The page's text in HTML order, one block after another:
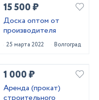
15 500 ₽
Доска оптом от
производителя
25 марта 2022 Волгоград
1 000 ₽
Аренда (прокат)